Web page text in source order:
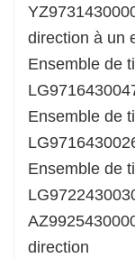
direction à un
Ensemble de
Ensemble de
Ensemble de
direction